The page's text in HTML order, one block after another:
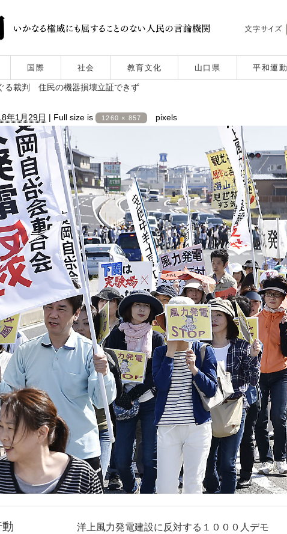
国際 社会 教育文化 山口県 平和運動
る裁判 住民の機器損壊立証できず
年1月29日 | Full size is 1260 × 857 pixels
洋上風力発電建設に反対する１０００人デモ